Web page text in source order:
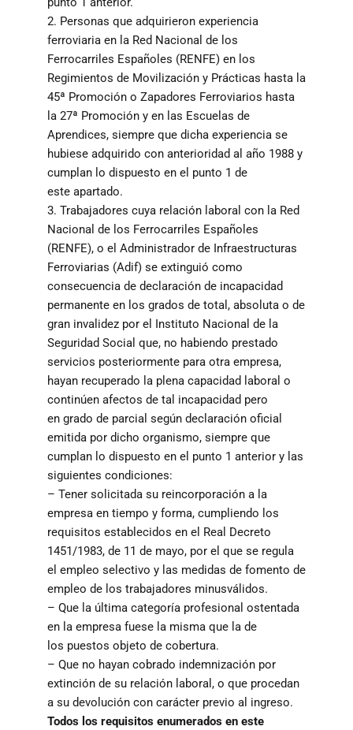
2. Personas que adquirieron experiencia
ferroviaria en la Red Nacional de los
Ferrocarriles Españoles (RENFE) en los
Regimientos de Movilización y Prácticas hasta la
45ª Promoción o Zapadores Ferroviarios hasta
la 27ª Promoción y en las Escuelas de
Aprendices, siempre que dicha experiencia se
hubiese adquirido con anterioridad al año 1988 y
cumplan lo dispuesto en el punto 1 de
este apartado.
3. Trabajadores cuya relación laboral con la Red
Nacional de los Ferrocarriles Españoles
(RENFE), o el Administrador de Infraestructuras
Ferroviarias (Adif) se extinguió como
consecuencia de declaración de incapacidad
permanente en los grados de total, absoluta o de
gran invalidez por el Instituto Nacional de la
Seguridad Social que, no habiendo prestado
servicios posteriormente para otra empresa,
hayan recuperado la plena capacidad laboral o
continúen afectos de tal incapacidad pero
en grado de parcial según declaración oficial
emitida por dicho organismo, siempre que
cumplan lo dispuesto en el punto 1 anterior y las
siguientes condiciones:
– Tener solicitada su reincorporación a la
empresa en tiempo y forma, cumpliendo los
requisitos establecidos en el Real Decreto
1451/1983, de 11 de mayo, por el que se regula
el empleo selectivo y las medidas de fomento de
empleo de los trabajadores minusválidos.
– Que la última categoría profesional ostentada
en la empresa fuese la misma que la de
los puestos objeto de cobertura.
– Que no hayan cobrado indemnización por
extinción de su relación laboral, o que procedan
a su devolución con carácter previo al ingreso.
Todos los requisitos enumerados en este